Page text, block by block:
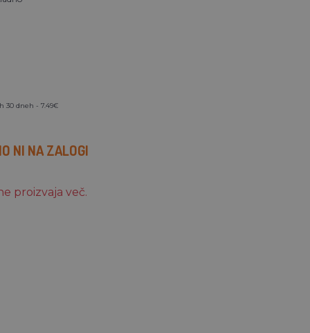
30 dneh - 7.49€
NI NA ZALOGI
proizvaja več.